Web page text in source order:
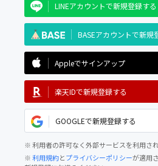
LINEアカウントで新規登録する
BASEアカウントで新規
Appleでサインアップ
楽天IDで新規登録する
GOOGLEで新規登録する
※ 利用者の許可なく外部サービスを利用さ
※利用規約とプライバシーポリシーが適用